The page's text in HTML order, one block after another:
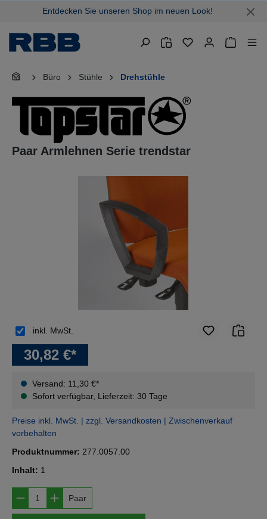
springenEntdecken Sie unseren Shop im neuen Look!
Büro Stühle Drehstühle
Paar Armlehnen Serie trendstar
Bildergalerie überspringen
30,82 €*
Versand: 11,30 €*
Sofort verfügbar, Lieferzeit: 30 Tage
inkl. MwSt.
Preise inkl. MwSt. | zzgl. Versandkosten | Zwischenverkauf
vorbehalten
Produktnummer: 277.0057.00
Inhalt: 1
Produkt Anzahl: Gib den gewünschten
Paar